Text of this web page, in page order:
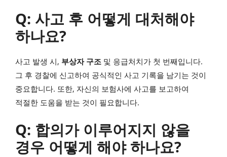
Q: 사고 후 어떻게 대처해야
하나요?
사고 발생 시, 부상자 구조 및 응급처치가 첫 번째입니다.
그 후 경찰에 신고하여 공식적인 사고 기록을 남기는 것이
중요합니다. 또한, 자신의 보험사에 사고를 보고하여
적절한 도움을 받는 것이 필요합니다.
Q: 합의가 이루어지지 않을
경우 어떻게 해야 하나요?